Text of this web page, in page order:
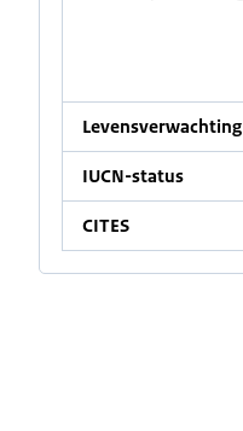
Levensverwachting
IUCN-status
CITES